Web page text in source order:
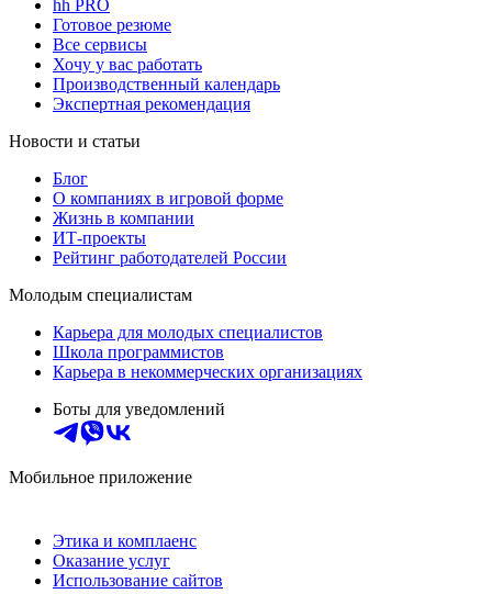
hh PRO
Готовое резюме
Все сервисы
Хочу у вас работать
Производственный календарь
Экспертная рекомендация
Новости и статьи
Блог
О компаниях в игровой форме
Жизнь в компании
ИТ-проекты
Рейтинг работодателей России
Молодым специалистам
Карьера для молодых специалистов
Школа программистов
Карьера в некоммерческих организациях
Боты для уведомлений
Мобильное приложение
Этика и комплаенс
Оказание услуг
Использование сайтов